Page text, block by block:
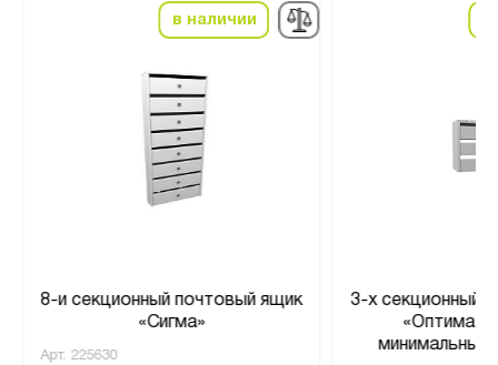
в наличии
8-и секционный почтовый ящик
«Сигма»
Арт. 225630
3-х секционный
«Оптима
минимальный